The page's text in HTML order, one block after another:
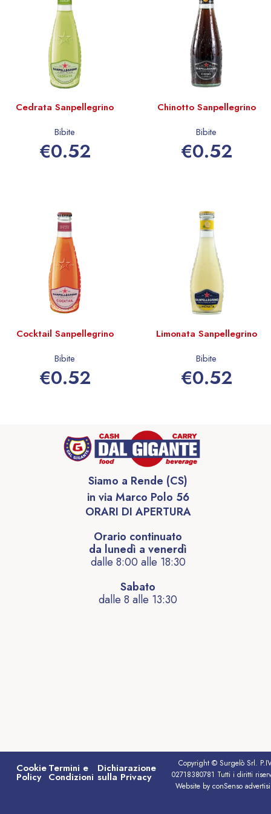
Cedrata Sanpellegrino
Bibite
€0.52
Chinotto Sanpellegrino
Bibite
€0.52
Cocktail Sanpellegrino
Bibite
€0.52
Limonata Sanpellegrino
Bibite
€0.52
Siamo a Rende (CS)
in via Marco Polo 56
ORARI DI APERTURA
Orario continuato
da lunedì a venerdì
dalle 8:00 alle 18:30
Sabato
dalle 8 alle 13:30
Cookie
Policy
Termini e
Condizioni
Dichiarazione
sulla Privacy
Copyright © Surgelò Srl.
02718380781 Tutti i diritti
Website by conSenso